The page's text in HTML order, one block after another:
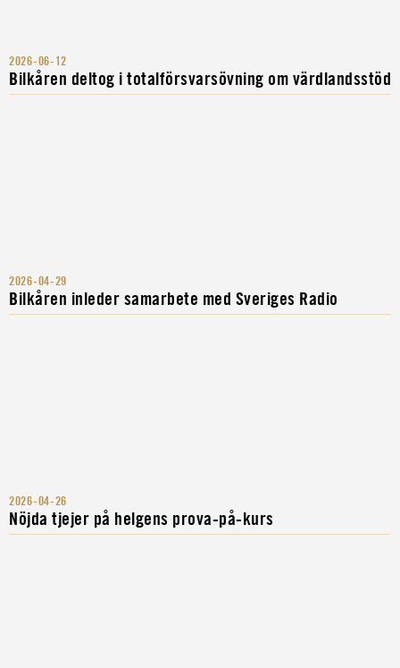
2026-06-12
Bilkåren deltog i totalförsvarsövning om värdlandsstöd
2026-04-29
Bilkåren inleder samarbete med Sveriges Radio
2026-04-26
Nöjda tjejer på helgens prova-på-kurs